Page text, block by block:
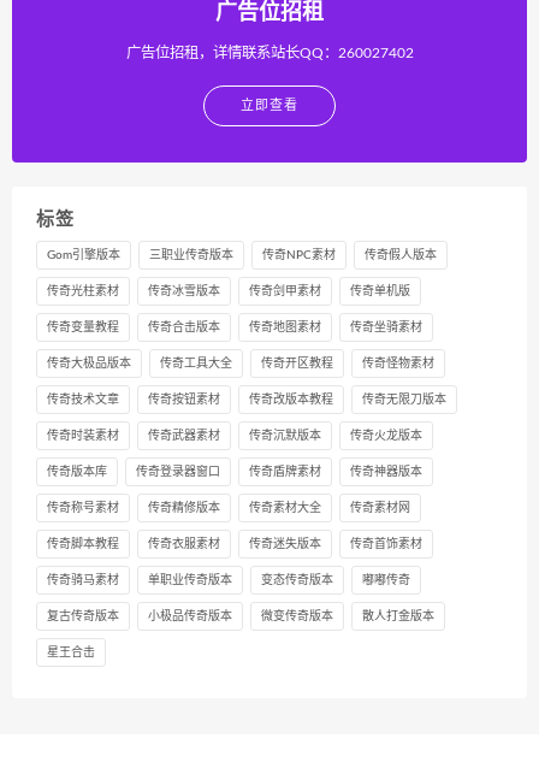
广告位招租
广告位招租，详情联系站长QQ：260027402
立即查看
标签
Gom引擎版本 三职业传奇版本 传奇NPC素材 传奇假人版本
传奇光柱素材 传奇冰雪版本 传奇剑甲素材 传奇单机版
传奇变量教程 传奇合击版本 传奇地图素材 传奇坐骑素材
传奇大极品版本 传奇工具大全 传奇开区教程 传奇怪物素材
传奇技术文章 传奇按钮素材 传奇改版本教程 传奇无限刀版本
传奇时装素材 传奇武器素材 传奇沉默版本 传奇火龙版本
传奇版本库 传奇登录器窗口 传奇盾牌素材 传奇神器版本
传奇称号素材 传奇精修版本 传奇素材大全 传奇素材网
传奇脚本教程 传奇衣服素材 传奇迷失版本 传奇首饰素材
传奇骑马素材 单职业传奇版本 变态传奇版本 嘟嘟传奇
复古传奇版本 小极品传奇版本 微变传奇版本 散人打金版本
星王合击